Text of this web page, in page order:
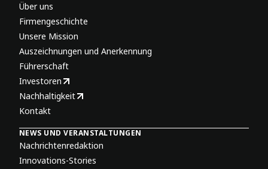
Über uns
Firmengeschichte
Unsere Mission
Auszeichnungen und Anerkennung
Führerschaft
Investoren
Nachhaltigkeit
Kontakt
NEWS UND VERANSTALTUNGEN
Nachrichtenredaktion
Innovations-Stories